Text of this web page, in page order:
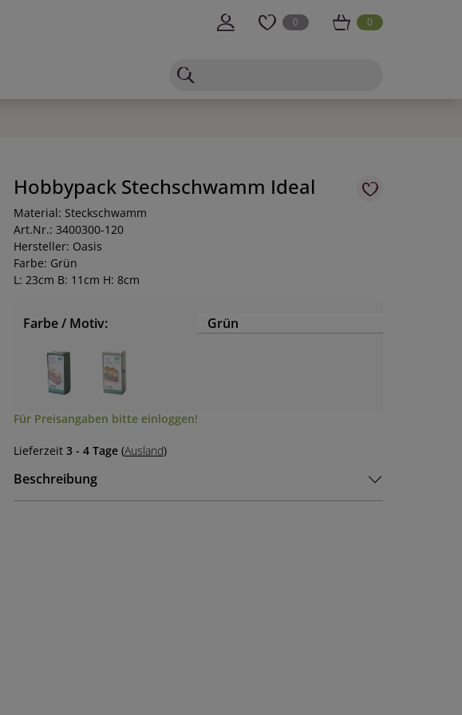
0 0
Hobbypack Stechschwamm Ideal
Material: Steckschwamm
Art.Nr.: 3400300-120
Hersteller: Oasis
Farbe: Grün
L: 23cm B: 11cm H: 8cm
Farbe / Motiv: Grün
Für Preisangaben bitte einloggen!
Lieferzeit 3 - 4 Tage(Ausland)
Beschreibung